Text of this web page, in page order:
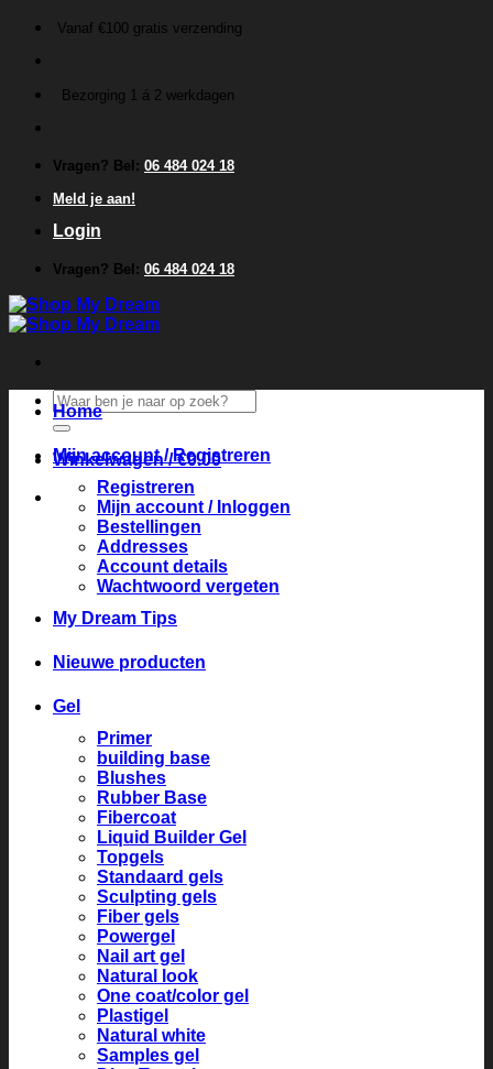
inhoud
Vanaf €100 gratis verzending
Bezorging 1 á 2 werkdagen
Vragen? Bel: 06 484 024 18
Meld je aan!
Login
Vragen? Bel: 06 484 024 18
Zoeken
naar:
Winkelwagen /€0.00
Home
Mijn account / Registreren
Registreren
Mijn account / Inloggen
Bestellingen
Addresses
Account details
Wachtwoord vergeten
My Dream Tips
Nieuwe producten
Gel
Primer
building base
Blushes
Rubber Base
Fibercoat
Liquid Builder Gel
Topgels
Standaard gels
Sculpting gels
Fiber gels
Powergel
Nail art gel
Natural look
One coat/color gel
Plastigel
Natural white
Samples gel